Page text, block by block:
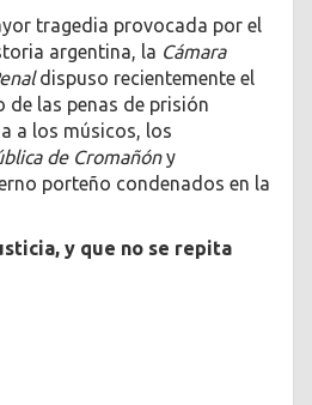
tragedia provocada por el
argentina, la Cámara
dispuso recientemente el
las penas de prisión
a los músicos, los
de Cromañóny
porteño condenados en la
y que no se repita